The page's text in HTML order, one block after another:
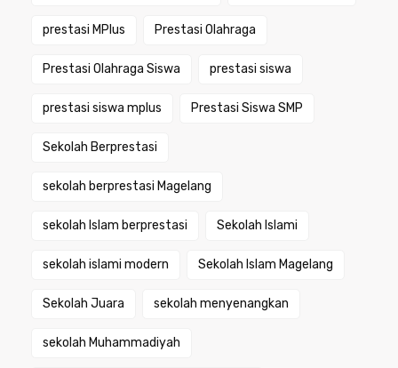
prestasi MPlus Prestasi Olahraga
Prestasi Olahraga Siswa prestasi siswa
prestasi siswa mplus Prestasi Siswa SMP
Sekolah Berprestasi
sekolah berprestasi Magelang
sekolah Islam berprestasi Sekolah Islami
sekolah islami modern Sekolah Islam Magelang
Sekolah Juara sekolah menyenangkan
sekolah Muhammadiyah